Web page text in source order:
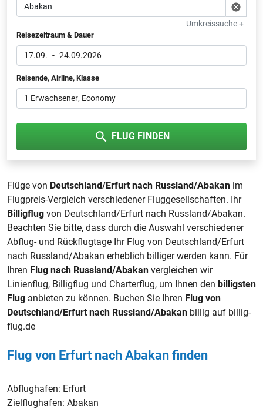
Umkreissuche +
Reisezeitraum & Dauer
17.09. - 24.09.2026
Reisende, Airline, Klasse
1 Erwachsener, Economy
FLUG FINDEN
Flüge von Deutschland/Erfurt nach Russland/Abakan im
Flugpreis-Vergleich verschiedener Fluggesellschaften. Ihr
Billigflug von Deutschland/Erfurt nach Russland/Abakan.
Beachten Sie bitte, dass durch die Auswahl verschiedener
Abflug- und Rückflugtage Ihr Flug von Deutschland/Erfurt
nach Russland/Abakan erheblich billiger werden kann. Für
Ihren Flug nach Russland/Abakan vergleichen wir
Linienflug, Billigflug und Charterflug, um Ihnen den billigsten
Flug anbieten zu können. Buchen Sie Ihren Flug von
Deutschland/Erfurt nach Russland/Abakan billig auf billig-
flug.de
Flug von Erfurt nach Abakan finden
Abflughafen: Erfurt
Zielflughafen: Abakan